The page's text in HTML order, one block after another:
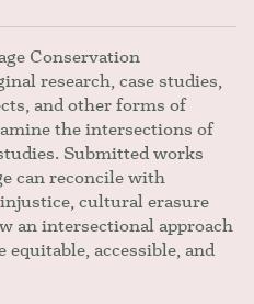
Conservation
research, case studies,
and other forms of
the intersections of
Submitted works
can reconcile with
cultural erasure
an intersectional approach
equitable, accessible, and